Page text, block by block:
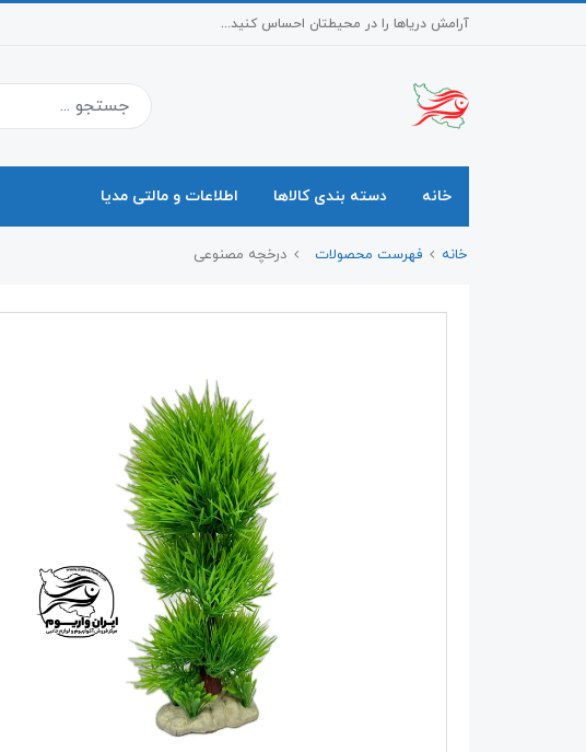
آرامش دریاها را در محیطتان احساس کنید...
خانه دسته بندی کالاها اطلاعات و مالتی مدیا
خانه فهرست محصولات درخچه مصنوعی